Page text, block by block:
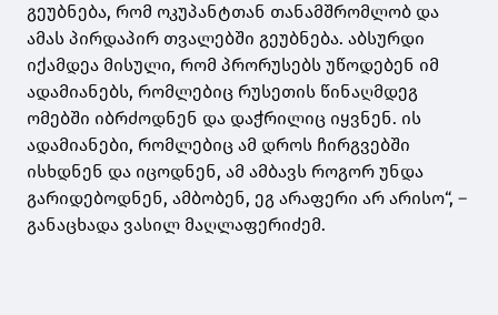
გეუბნება, რომ ოკუპანტთან თანამშრომლობ და
ამას პირდაპირ თვალებში გეუბნება. აბსურდი
იქამდეა მისული, რომ პრორუსებს უწოდებენ იმ
ადამიანებს, რომლებიც რუსეთის წინაღმდეგ
ომებში იბრძოდნენ და დაჭრილიც იყვნენ. ის
ადამიანები, რომლებიც ამ დროს ჩირგვებში
ისხდნენ და იცოდნენ, ამ ამბავს როგორ უნდა
გარიდებოდნენ, ამბობენ, ეგ არაფერი არ არისო“, –
განაცხადა ვასილ მაღლაფერიძემ.